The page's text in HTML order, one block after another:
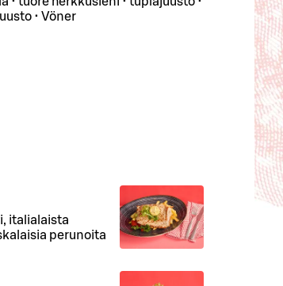
• Vöner
italialaista
perunoita